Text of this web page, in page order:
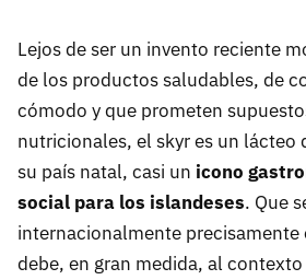
Lejos de ser un invento reciente
de los productos saludables, de
cómodo y que prometen
nutricionales, el skyr es un lácteo
su país natal, casi un icono
social para los islandeses. Que
internacionalmente precisamente
debe, en gran medida, al